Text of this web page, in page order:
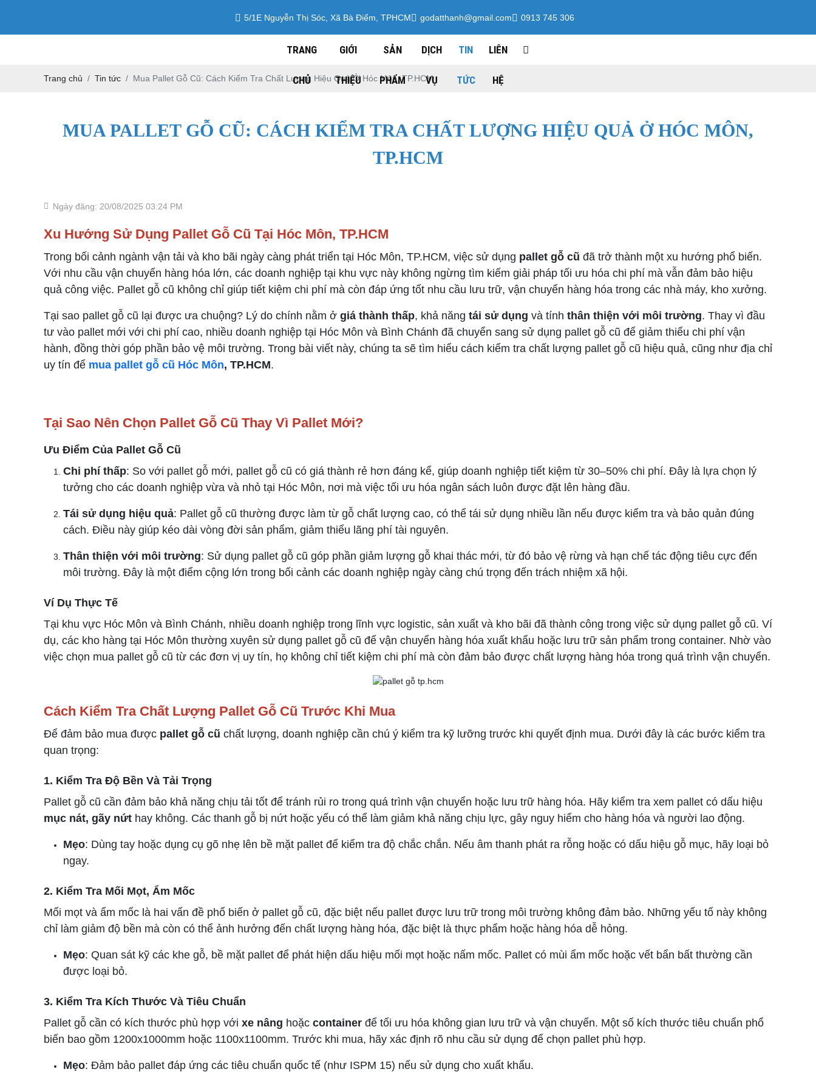
5/1E Nguyễn Thị Sóc, Xã Bà Điểm, TPHCM godatthanh@gmail.com 0913 745 306
TRANG
CHỦ
GIỚI
THIỆU
SẢN
PHẨM
DỊCH
VỤ
TIN
TỨC
LIÊN
HỆ
Trang chủ Tin tức Mua Pallet Gỗ Cũ: Cách Kiểm Tra Chất Lượng Hiệu Quả Ở Hóc Môn, TP.HCM
MUA PALLET GỖ CŨ: CÁCH KIỂM TRA CHẤT LƯỢNG HIỆU QUẢ Ở HÓC MÔN,
TP.HCM
Ngày đăng: 20/08/2025 03:24 PM
Xu Hướng Sử Dụng Pallet Gỗ Cũ Tại Hóc Môn, TP.HCM
Trong bối cảnh ngành vận tải và kho bãi ngày càng phát triển tại Hóc Môn, TP.HCM, việc sử dụng pallet gỗ cũ đã trở thành một xu hướng phổ biến.
Với nhu cầu vận chuyển hàng hóa lớn, các doanh nghiệp tại khu vực này không ngừng tìm kiếm giải pháp tối ưu hóa chi phí mà vẫn đảm bảo hiệu
quả công việc. Pallet gỗ cũ không chỉ giúp tiết kiệm chi phí mà còn đáp ứng tốt nhu cầu lưu trữ, vận chuyển hàng hóa trong các nhà máy, kho xưởng.
Tại sao pallet gỗ cũ lại được ưa chuộng? Lý do chính nằm ở giá thành thấp, khả năng tái sử dụng và tính thân thiện với môi trường. Thay vì đầu
tư vào pallet mới với chi phí cao, nhiều doanh nghiệp tại Hóc Môn và Bình Chánh đã chuyển sang sử dụng pallet gỗ cũ để giảm thiểu chi phí vận
hành, đồng thời góp phần bảo vệ môi trường. Trong bài viết này, chúng ta sẽ tìm hiểu cách kiểm tra chất lượng pallet gỗ cũ hiệu quả, cũng như địa chỉ
uy tín để mua pallet gỗ cũ Hóc Môn, TP.HCM.
Tại Sao Nên Chọn Pallet Gỗ Cũ Thay Vì Pallet Mới?
Ưu Điểm Của Pallet Gỗ Cũ
Chi phí thấp: So với pallet gỗ mới, pallet gỗ cũ có giá thành rẻ hơn đáng kể, giúp doanh nghiệp tiết kiệm từ 30–50% chi phí. Đây là lựa chọn lý
tưởng cho các doanh nghiệp vừa và nhỏ tại Hóc Môn, nơi mà việc tối ưu hóa ngân sách luôn được đặt lên hàng đầu.
Tái sử dụng hiệu quả: Pallet gỗ cũ thường được làm từ gỗ chất lượng cao, có thể tái sử dụng nhiều lần nếu được kiểm tra và bảo quản đúng
cách. Điều này giúp kéo dài vòng đời sản phẩm, giảm thiểu lãng phí tài nguyên.
Thân thiện với môi trường: Sử dụng pallet gỗ cũ góp phần giảm lượng gỗ khai thác mới, từ đó bảo vệ rừng và hạn chế tác động tiêu cực đến
môi trường. Đây là một điểm cộng lớn trong bối cảnh các doanh nghiệp ngày càng chú trọng đến trách nhiệm xã hội.
Ví Dụ Thực Tế
Tại khu vực Hóc Môn và Bình Chánh, nhiều doanh nghiệp trong lĩnh vực logistic, sản xuất và kho bãi đã thành công trong việc sử dụng pallet gỗ cũ. Ví
dụ, các kho hàng tại Hóc Môn thường xuyên sử dụng pallet gỗ cũ để vận chuyển hàng hóa xuất khẩu hoặc lưu trữ sản phẩm trong container. Nhờ vào
việc chọn mua pallet gỗ cũ từ các đơn vị uy tín, họ không chỉ tiết kiệm chi phí mà còn đảm bảo được chất lượng hàng hóa trong quá trình vận chuyển.
Cách Kiểm Tra Chất Lượng Pallet Gỗ Cũ Trước Khi Mua
Để đảm bảo mua được pallet gỗ cũ chất lượng, doanh nghiệp cần chú ý kiểm tra kỹ lưỡng trước khi quyết định mua. Dưới đây là các bước kiểm tra
quan trọng:
1. Kiểm Tra Độ Bền Và Tải Trọng
Pallet gỗ cũ cần đảm bảo khả năng chịu tải tốt để tránh rủi ro trong quá trình vận chuyển hoặc lưu trữ hàng hóa. Hãy kiểm tra xem pallet có dấu hiệu
mục nát, gãy nứt hay không. Các thanh gỗ bị nứt hoặc yếu có thể làm giảm khả năng chịu lực, gây nguy hiểm cho hàng hóa và người lao động.
Mẹo: Dùng tay hoặc dụng cụ gõ nhẹ lên bề mặt pallet để kiểm tra độ chắc chắn. Nếu âm thanh phát ra rỗng hoặc có dấu hiệu gỗ mục, hãy loại bỏ
ngay.
2. Kiểm Tra Mối Mọt, Ẩm Mốc
Mối mọt và ẩm mốc là hai vấn đề phổ biến ở pallet gỗ cũ, đặc biệt nếu pallet được lưu trữ trong môi trường không đảm bảo. Những yếu tố này không
chỉ làm giảm độ bền mà còn có thể ảnh hưởng đến chất lượng hàng hóa, đặc biệt là thực phẩm hoặc hàng hóa dễ hỏng.
Mẹo: Quan sát kỹ các khe gỗ, bề mặt pallet để phát hiện dấu hiệu mối mọt hoặc nấm mốc. Pallet có mùi ẩm mốc hoặc vết bẩn bất thường cần
được loại bỏ.
3. Kiểm Tra Kích Thước Và Tiêu Chuẩn
Pallet gỗ cần có kích thước phù hợp với xe nâng hoặc container để tối ưu hóa không gian lưu trữ và vận chuyển. Một số kích thước tiêu chuẩn phổ
biến bao gồm 1200x1000mm hoặc 1100x1100mm. Trước khi mua, hãy xác định rõ nhu cầu sử dụng để chọn pallet phù hợp.
Mẹo: Đảm bảo pallet đáp ứng các tiêu chuẩn quốc tế (như ISPM 15) nếu sử dụng cho xuất khẩu.